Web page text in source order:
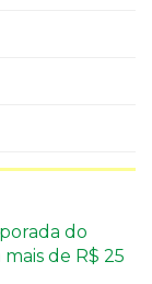
do
de R$ 25